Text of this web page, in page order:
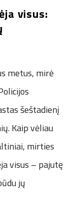
visus:
metus, mirė
šeštadienį
Kaip vėliau
mirties
visus – pajutę
jų